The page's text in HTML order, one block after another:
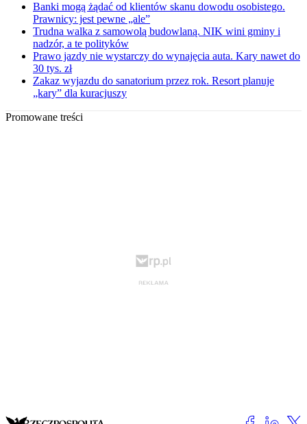
Banki mogą żądać od klientów skanu dowodu osobistego.
Prawnicy: jest pewne „ale”
Trudna walka z samowolą budowlaną. NIK wini gminy i
nadzór, a te polityków
Prawo jazdy nie wystarczy do wynajęcia auta. Kary nawet do
30 tys. zł
Zakaz wyjazdu do sanatorium przez rok. Resort planuje
„kary” dla kuracjuszy
Promowane treści